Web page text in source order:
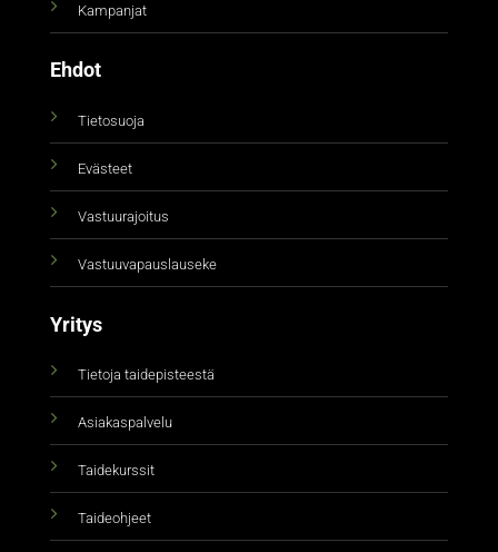
Kampanjat
Ehdot
Tietosuoja
Evästeet
Vastuurajoitus
Vastuuvapauslauseke
Yritys
Tietoja taidepisteestä
Asiakaspalvelu
Taidekurssit
Taideohjeet